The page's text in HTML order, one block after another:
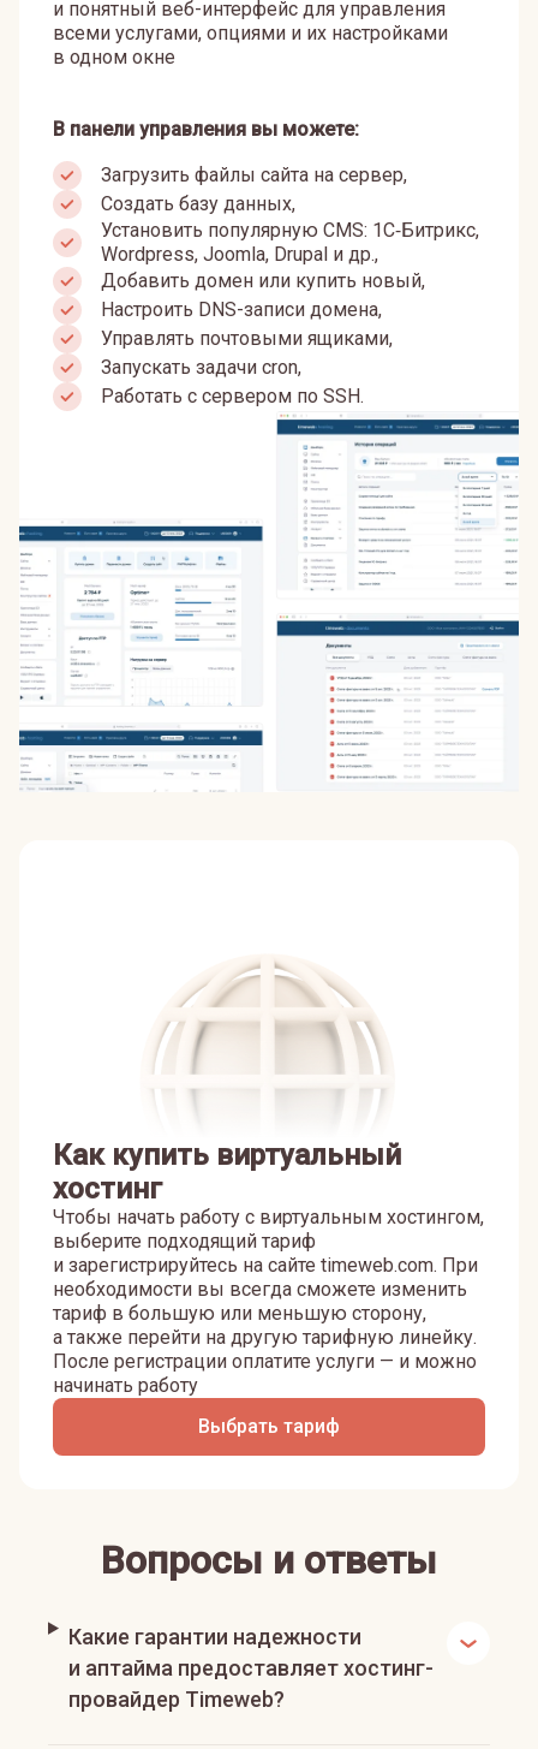
и понятный веб-интерфейс для управления
всеми услугами, опциями и их настройками
в одном окне
В панели управления вы можете:
Загрузить файлы сайта на сервер,
Создать базу данных,
Установить популярную CMS: 1С‑Битрикс,
Wordpress, Joomla, Drupal и др.,
Добавить домен или купить новый,
Настроить DNS-записи домена,
Управлять почтовыми ящиками,
Запускать задачи cron,
Работать с сервером по SSH.
Как купить виртуальный
хостинг
Чтобы начать работу с виртуальным хостингом,
выберите подходящий тариф
и зарегистрируйтесь на сайте timeweb.com. При
необходимости вы всегда сможете изменить
тариф в большую или меньшую сторону,
а также перейти на другую тарифную линейку.
После регистрации оплатите услуги — и можно
начинать работу
Выбрать тариф
Вопросы и ответы
Какие гарантии надежности
и аптайма предоставляет хостинг-
провайдер Timeweb?